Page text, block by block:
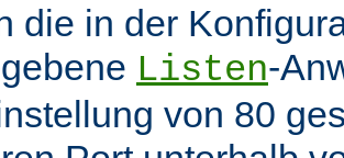
die in der
Listen-
von 80